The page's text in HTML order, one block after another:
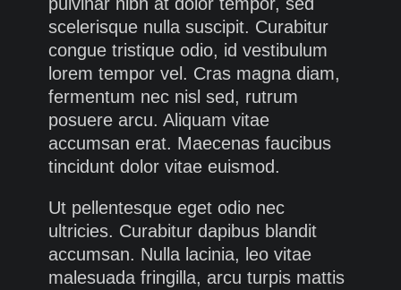
scelerisque nulla suscipit. Curabitur
congue tristique odio, id vestibulum
lorem tempor vel. Cras magna diam,
fermentum nec nisl sed, rutrum
posuere arcu. Aliquam vitae
accumsan erat. Maecenas faucibus
tincidunt dolor vitae euismod.
Ut pellentesque eget odio nec
ultricies. Curabitur dapibus blandit
accumsan. Nulla lacinia, leo vitae
malesuada fringilla, arcu turpis mattis